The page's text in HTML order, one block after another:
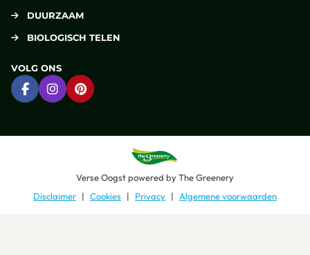
DUURZAAM
BIOLOGISCH TELEN
VOLG ONS
Ga naar Facebook
Ga naar Instagram
Ga naar Pinterest
Verse Oogstpowered byThe Greenery
Disclaimer
Cookies Privacy Algemene voorwaarden